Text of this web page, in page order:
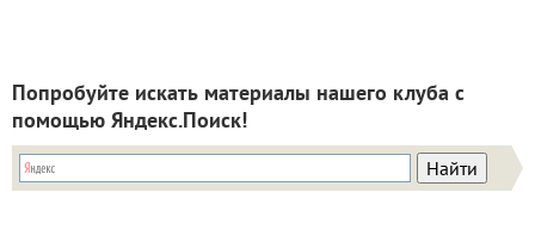
Попробуйте искать материалы нашего клуба с
помощью Яндекс.Поиск!